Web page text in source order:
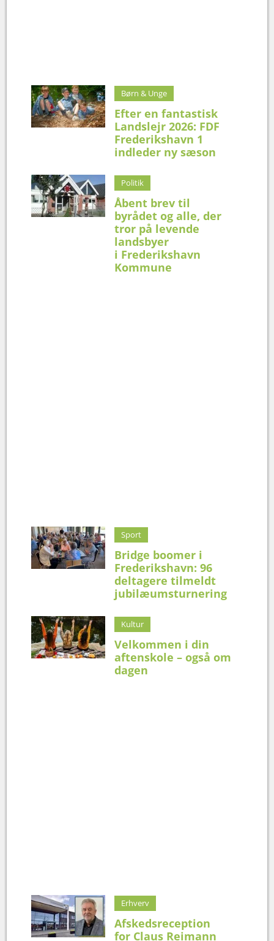
Børn & Unge
Efter en fantastisk
Landslejr 2026: FDF
Frederikshavn 1
indleder ny sæson
Politik
Åbent brev til
byrådet og alle, der
tror på levende
landsbyer
i Frederikshavn
Kommune
Sport
Bridge boomer i
Frederikshavn: 96
deltagere tilmeldt
jubilæumsturnering
Kultur
Velkommen i din
aftenskole – også om
dagen
Erhverv
Afskedsreception
for Claus Reimann